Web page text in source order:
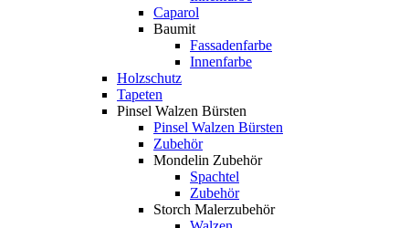
Caparol
Baumit
Fassadenfarbe
Innenfarbe
Holzschutz
Tapeten
Pinsel Walzen Bürsten
Pinsel Walzen Bürsten
Zubehör
Mondelin Zubehör
Spachtel
Zubehör
Storch Malerzubehör